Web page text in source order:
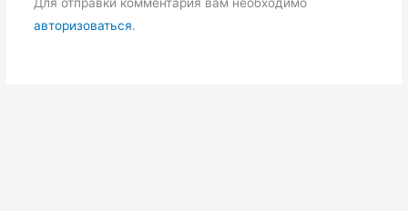
Для отправки комментария вам необходимо
авторизоваться.